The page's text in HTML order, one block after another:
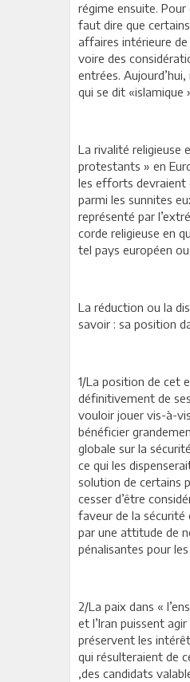
régime ensuite.
faut dire que
affaires intérieure
voire des
entrées.
qui se dit «islamique
La rivalité religieuse
protestants » en
les efforts devraient
parmi les sunnites
représenté par
corde religieuse en
tel pays européen
La réduction ou la
savoir : sa position
1/La position de cet
définitivement de
vouloir jouer vis-à-
bénéficier
globale sur la
ce qui les
solution de certains
cesser d’être
faveur de la sécurité
par une attitude de
pénalisantes pour les
2/La paix dans «
et l’Iran puissent
préservent les
qui résulteraient de
,des candidats